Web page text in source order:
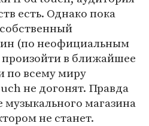
есть. Однако пока
(по неофициальным
в ближайшее
по всему миру
не догонят. Правда
магазина
не станет.